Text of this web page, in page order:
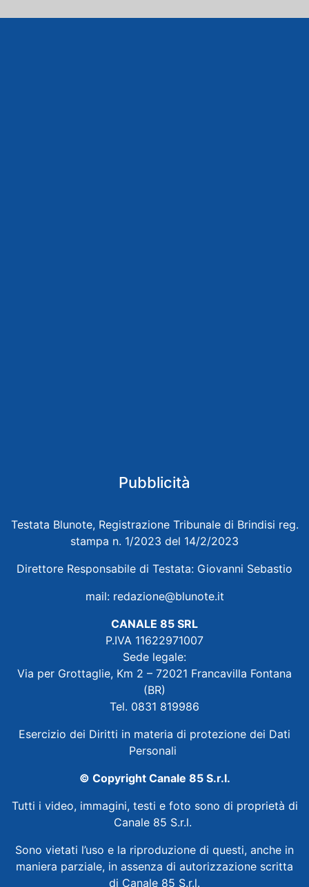
Pubblicità
Testata Blunote, Registrazione Tribunale di Brindisi reg.
stampa n. 1/2023 del 14/2/2023
Direttore Responsabile di Testata: Giovanni Sebastio
mail: redazione@blunote.it
CANALE 85 SRL
P.IVA 11622971007
Sede legale:
Via per Grottaglie, Km 2 – 72021 Francavilla Fontana
(BR)
Tel. 0831 819986
Esercizio dei Diritti in materia di protezione dei Dati
Personali
© Copyright Canale 85 S.r.l.
Tutti i video, immagini, testi e foto sono di proprietà di
Canale 85 S.r.l.
Sono vietati l’uso e la riproduzione di questi, anche in
maniera parziale, in assenza di autorizzazione scritta
di Canale 85 S.r.l.